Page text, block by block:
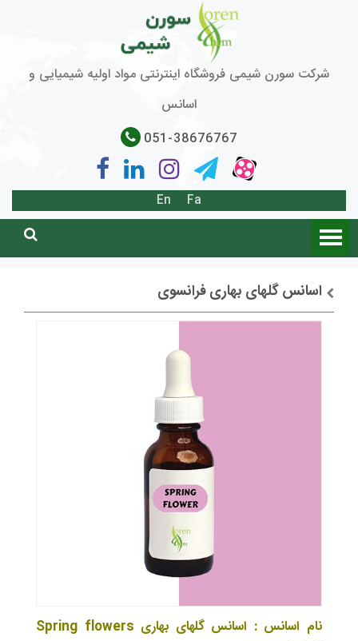
شرکت سورن شیمی فروشگاه اینترنتی مواد اولیه شیمیایی و
اسانس
051-38676767
Fa
En
اسانس گلهای بهاری فرانسوی
نام اسانس : اسانس گلهای بهاری Spring flowers